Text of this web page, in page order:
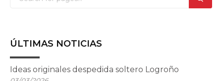
ÚLTIMAS NOTICIAS
Ideas originales despedida soltero Logroño